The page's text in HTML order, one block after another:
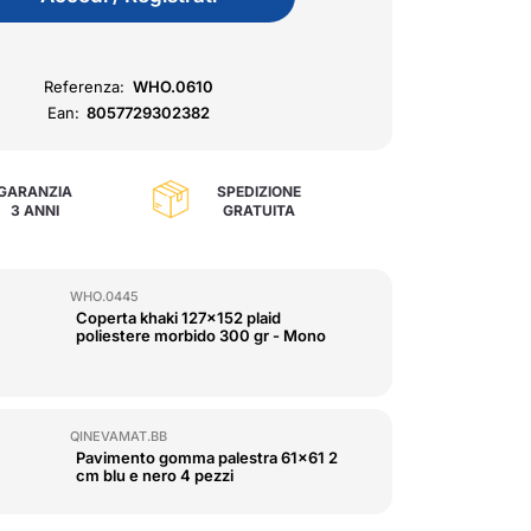
Referenza: WHO.0610
Ean: 8057729302382
3 ANNI
SPEDIZIONE
GRATUITA
WHO.0445
Coperta khaki 127x152 plaid
poliestere morbido 300 gr - Mono
QINEVAMAT.BB
Pavimento gomma palestra 61x61 2
cm blu e nero 4 pezzi